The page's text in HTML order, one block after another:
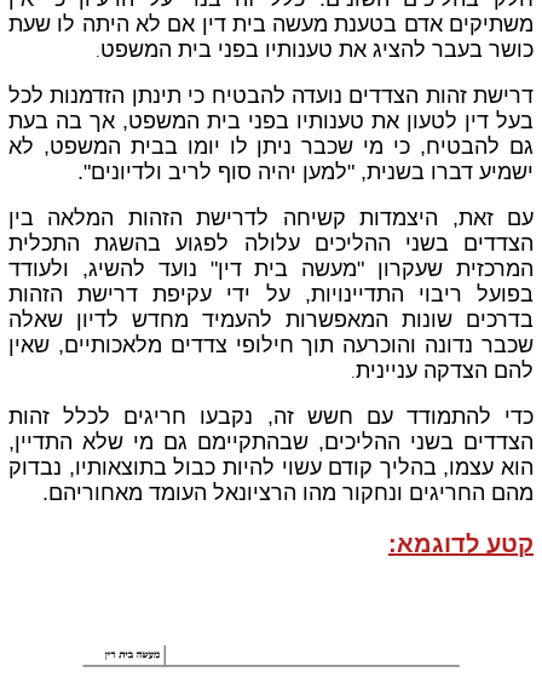
משתיקים אדם בטענת מעשה בית דין אם לא היתה לו שעת
כושר בעבר להציג את טענותיו בפני בית המשפט.
דרישת זהות הצדדים נועדה להבטיח כי תינתן הזדמנות לכל
בעל דין לטעון את טענותיו בפני בית המשפט, אך בה בעת
גם להבטיח, כי מי שכבר ניתן לו יומו בבית המשפט, לא
ישמיע דברו בשנית, "למען יהיה סוף לריב ולדיונים".
עם זאת, היצמדות קשיחה לדרישת הזהות המלאה בין
הצדדים בשני ההליכים עלולה לפגוע בהשגת התכלית
המרכזית שעקרון "מעשה בית דין" נועד להשיג, ולעודד
בפועל ריבוי התדיינויות, על ידי עקיפת דרישת הזהות
בדרכים שונות המאפשרות להעמיד מחדש לדיון שאלה
שכבר נדונה והוכרעה תוך חילופי צדדים מלאכותיים, שאין
להם הצדקה עניינית.
כדי להתמודד עם חשש זה, נקבעו חריגים לכלל זהות
הצדדים בשני ההליכים, שבהתקיימם גם מי שלא התדיין,
הוא עצמו, בהליך קודם עשוי להיות כבול בתוצאותיו, נבדוק
מהם החריגים ונחקור מהו הרציונאל העומד מאחוריהם.
קטע לדוגמא: